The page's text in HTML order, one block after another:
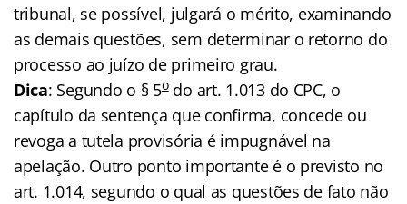
tribunal, se possível, julgará o mérito, examinando
as demais questões, sem determinar o retorno do
processo ao juízo de primeiro grau.
Dica: Segundo o § 5odo art. 1.013 do CPC, o
capítulo da sentença que confirma, concede ou
revoga a tutela provisória é impugnável na
apelação. Outro ponto importante é o previsto no
art. 1.014, segundo o qual as questões de fato não